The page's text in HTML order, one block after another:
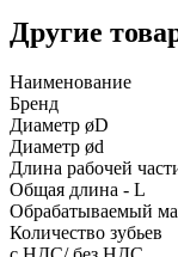
Другие
Наименование
Бренд
Диаметр øD
Диаметр ød
Длина рабочей
Общая длина - L
Обрабатываемый
Количество зубьев